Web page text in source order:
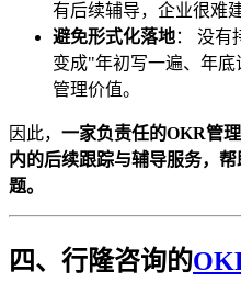
有后续辅导，企业很难
避免形式化落地： 没有
变成"年初写一遍、年
管理价值。
因此， 一家负责任的OKR管
内的后续跟踪与辅导服务，
题。
四、行隆咨询的